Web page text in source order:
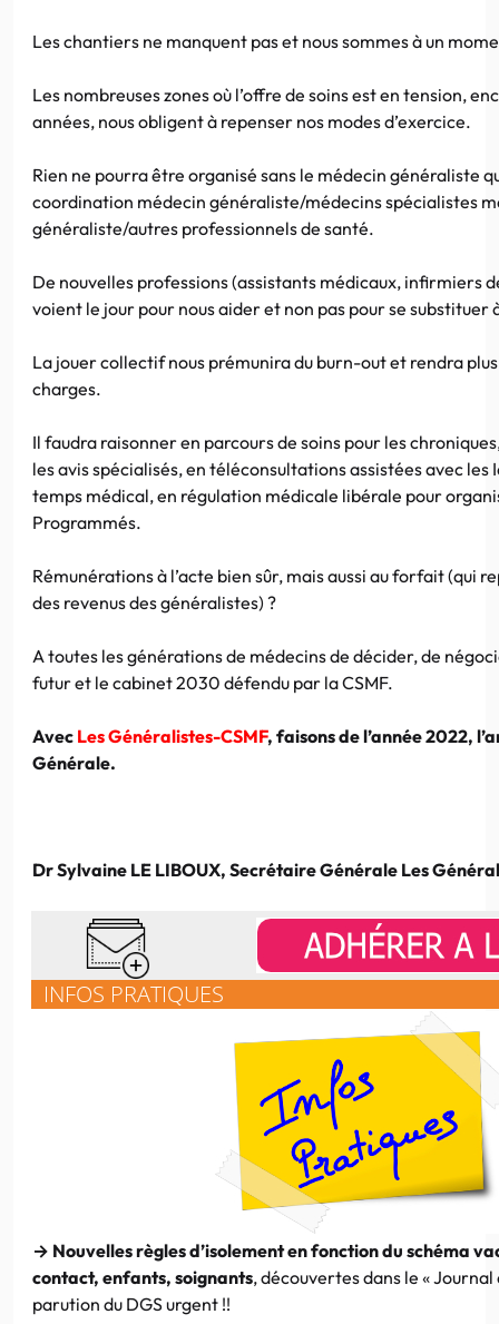
Les chantiers ne manquent pas et nous sommes à un
Les nombreuses zones où l’offre de soins est en tension,
années, nous obligent à repenser nos modes d’exercice.
Rien ne pourra être organisé sans le médecin généraliste
coordination médecin généraliste/médecins spécialistes
généraliste/autres professionnels de santé.
De nouvelles professions (assistants médicaux, infirmiers
voient le jour pour nous aider et non pas pour se substituer
La jouer collectif nous prémunira du burn-out et rendra
charges.
Il faudra raisonner en parcours de soins pour les
les avis spécialisés, en téléconsultations assistées avec les
temps médical, en régulation médicale libérale pour
Programmés.
Rémunérations à l’acte bien sûr, mais aussi au forfait (qui
des revenus des généralistes) ?
A toutes les générations de médecins de décider, de
futur et le cabinet 2030 défendu par laCSMF.
Avec Les Généralistes-CSMF, faisons de l’année 2022,
Générale.
Dr Sylvaine LE LIBOUX, Secrétaire Générale Les
INFOS PRATIQUES
→ Nouvelles règles d’isolement en fonction du schéma
contact, enfants, soignants,découvertes dans le «
parution du DGS urgent !!